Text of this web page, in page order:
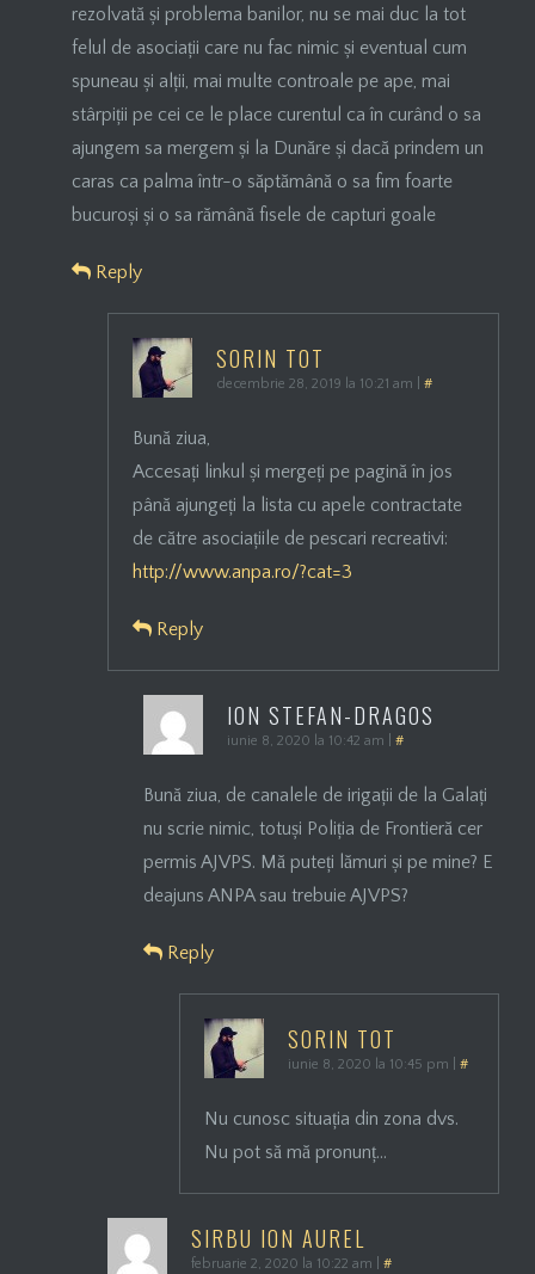
rezolvată și problema banilor, nu se mai duc la tot
felul de asociații care nu fac nimic și eventual cum
spuneau și alții, mai multe controale pe ape, mai
stârpiții pe cei ce le place curentul ca în curând o sa
ajungem sa mergem și la Dunăre și dacă prindem un
caras ca palma într-o săptămână o sa fim foarte
bucuroși și o sa rămână fisele de capturi goale
Reply
SORIN TOT
decembrie 28, 2019 la 10:21 am #
Bună ziua,
Accesați linkul și mergeți pe pagină în jos
până ajungeți la lista cu apele contractate
de către asociațiile de pescari recreativi:
http://www.anpa.ro/?cat=3
Reply
ION STEFAN-DRAGOS
iunie 8, 2020 la 10:42 am #
Bună ziua, de canalele de irigații de la Galați
nu scrie nimic, totuși Poliția de Frontieră cer
permis AJVPS. Mă puteți lămuri și pe mine? E
deajuns ANPA sau trebuie AJVPS?
Reply
SORIN TOT
iunie 8, 2020 la 10:45 pm #
Nu cunosc situația din zona dvs.
Nu pot să mă pronunț…
SIRBU ION AUREL
februarie 2, 2020 la 10:22 am #